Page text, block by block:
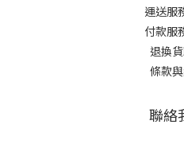
運送服
付款服
退換
條款
聯絡